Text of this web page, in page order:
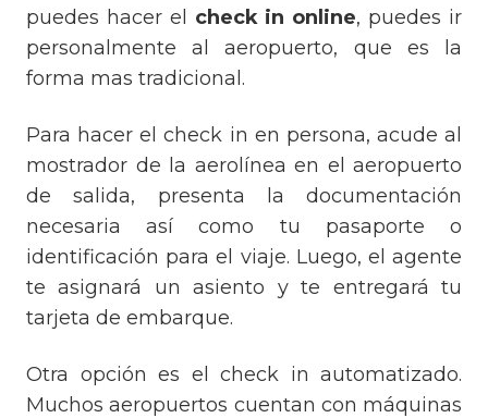
puedes hacer el check in online, puedes ir
personalmente al aeropuerto, que es la
forma mas tradicional.
Para hacer el check in en persona, acude al
mostrador de la aerolínea en el aeropuerto
de salida, presenta la documentación
necesaria así como tu pasaporte o
identificación para el viaje. Luego, el agente
te asignará un asiento y te entregará tu
tarjeta de embarque.
Otra opción es el check in automatizado.
Muchos aeropuertos cuentan con máquinas